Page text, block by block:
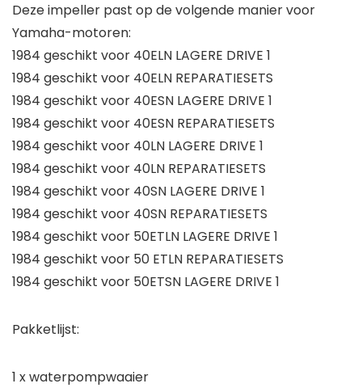
Deze impeller past op de volgende manier voor
Yamaha-motoren:
1984 geschikt voor 40ELN LAGERE DRIVE 1
1984 geschikt voor 40ELN REPARATIESETS
1984 geschikt voor 40ESN LAGERE DRIVE 1
1984 geschikt voor 40ESN REPARATIESETS
1984 geschikt voor 40LN LAGERE DRIVE 1
1984 geschikt voor 40LN REPARATIESETS
1984 geschikt voor 40SN LAGERE DRIVE 1
1984 geschikt voor 40SN REPARATIESETS
1984 geschikt voor 50ETLN LAGERE DRIVE 1
1984 geschikt voor 50 ETLN REPARATIESETS
1984 geschikt voor 50ETSN LAGERE DRIVE 1
Pakketlijst:
1 x waterpompwaaier